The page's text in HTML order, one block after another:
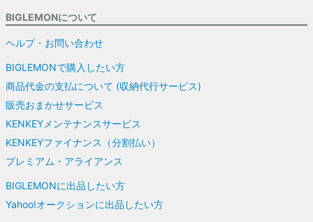
BIGLEMONについて
ヘルプ・お問い合わせ
BIGLEMONで購入したい方
商品代金の支払について (収納代行サービス)
販売おまかせサービス
KENKEYメンテナンスサービス
KENKEYファイナンス（分割払い）
プレミアム・アライアンス
BIGLEMONに出品したい方
Yahoo!オークションに出品したい方